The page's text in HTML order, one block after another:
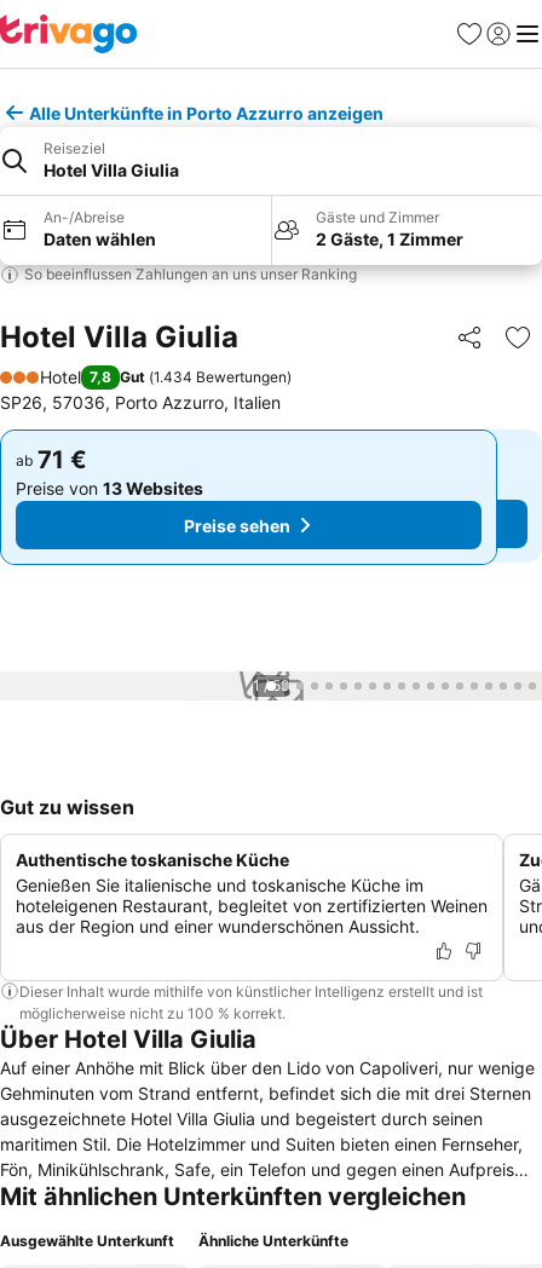
Favoriten
Alle Unterkünfte in Porto Azzurro anzeigen
Reiseziel
Hotel Villa Giulia
An-/Abreise
Daten wählen
Gäste und Zimmer
2 Gäste, 1 Zimmer
So beeinflussen Zahlungen an uns unser Ranking
Hotel Villa Giulia Teilen
3 Sterne
Hotel 7,8 Gut (1.434 Bewertungen)
SP26, 57036, Porto Azzurro, Italien
ab 71 €
Preise von 13 Websites
Preise sehen
ab 71 €
Preise von 13 Websites
Preise sehen
1 / 59
Gut zu wissen
Authentische toskanische Küche
Genießen Sie italienische und toskanische Küche im
hoteleigenen Restaurant, begleitet von zertifizierten Weinen
aus der Region und einer wunderschönen Aussicht.
Dieser Inhalt wurde mithilfe von künstlicher Intelligenz erstellt und ist
möglicherweise nicht zu 100 % korrekt.
Über Hotel Villa Giulia
Auf einer Anhöhe mit Blick über den Lido von Capoliveri, nur wenige
Gehminuten vom Strand entfernt, befindet sich die mit drei Sternen
ausgezeichnete Hotel Villa Giulia und begeistert durch seinen
maritimen Stil. Die Hotelzimmer und Suiten bieten einen Fernseher,
Fön, Minikühlschrank, Safe, ein Telefon und gegen einen Aufpreis
eine Klimaanlage. Einige Unterkünfte verfügen über einen Balkon.
durchgehend besetzte Rezeption, eine Gepäckaufbewahrung, ein
Mit ähnlichen Unterkünften vergleichen
Ausgewählte Unterkunft Ähnliche Unterkünfte